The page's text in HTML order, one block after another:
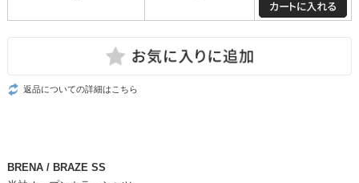
返品についての詳細はこちら
BRENA / BRAZE SS